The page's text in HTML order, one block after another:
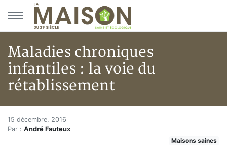
Aller au menu principal
Aller au contenu principal
Maladies chroniques
infantiles : la voie du
rétablissement
Accueil
Articles
Maladies chroniques
15 décembre, 2016
Par : André Fauteux
Maisons saines